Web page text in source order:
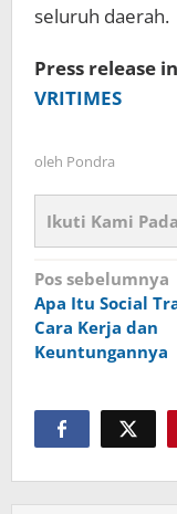
seluruh daerah.
Press release
VRITIMES
oleh Pondra
Ikuti Kami Pada
Navigasi
pos
Pos sebelumnya
Apa Itu Social
Cara Kerja dan
Keuntungannya